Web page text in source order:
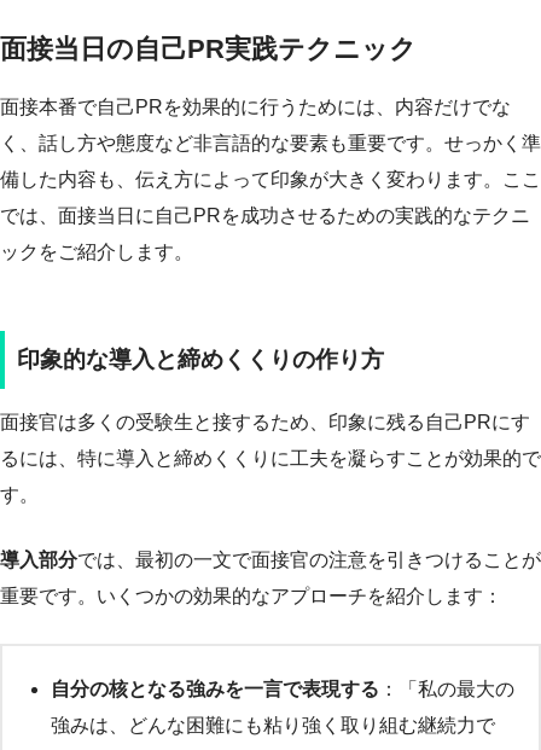
面接当日の自己PR実践テクニック
面接本番で自己PRを効果的に行うためには、内容だけでな
く、話し方や態度など非言語的な要素も重要です。せっかく準
備した内容も、伝え方によって印象が大きく変わります。ここ
では、面接当日に自己PRを成功させるための実践的なテクニ
ックをご紹介します。
印象的な導入と締めくくりの作り方
面接官は多くの受験生と接するため、印象に残る自己PRにす
るには、特に導入と締めくくりに工夫を凝らすことが効果的で
す。
導入部分では、最初の一文で面接官の注意を引きつけることが
重要です。いくつかの効果的なアプローチを紹介します：
自分の核となる強みを一言で表現する ：「私の最大の
強みは、どんな困難にも粘り強く取り組む継続力で